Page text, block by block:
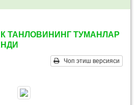
ТАНЛОВИНИНГ ТУМАНЛАР
Чоп этиш версияси